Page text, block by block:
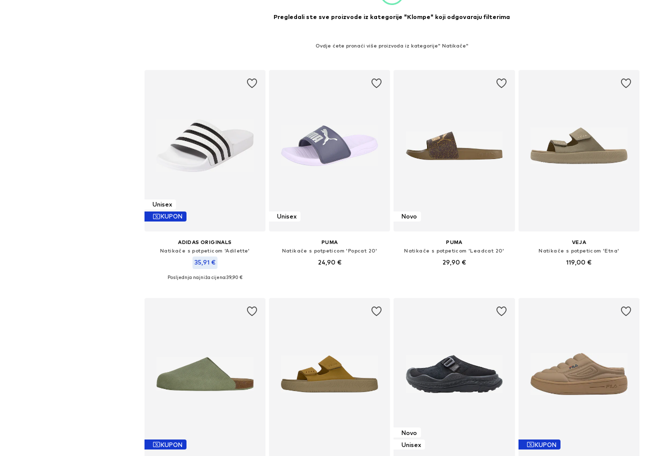
Pregledali ste sve proizvode iz kategorije "Klompe" koji odgovaraju filterima
Ovdje ćete pronaći više proizvoda iz kategorije" Natikače"
Unisex
KUPON
ADIDAS ORIGINALS
Natikače s potpeticom 'Adilette'
35,91 €
Dostupno u više veličina
Posljednja najniža cijena:39,90 €
Unisex
PUMA
Natikače s potpeticom 'Popcat 20'
24,90 €
Novo
PUMA
Natikače s potpeticom 'Leadcat 20'
29,90 €
VEJA
Natikače s potpeticom 'Etna'
119,00 €
KUPON
Novo
Unisex
KUPON